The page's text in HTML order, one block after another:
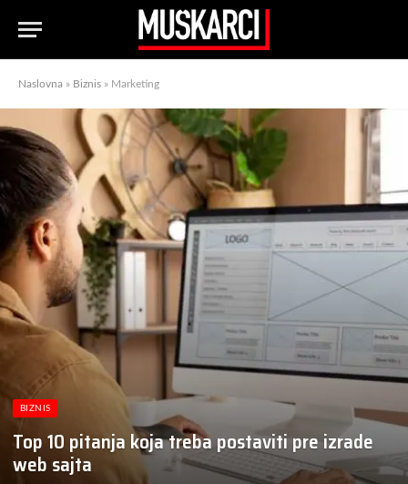
Naslovna » Biznis » Marketing
BIZNIS
Top 10 pitanja koja treba postaviti pre izrade
web sajta